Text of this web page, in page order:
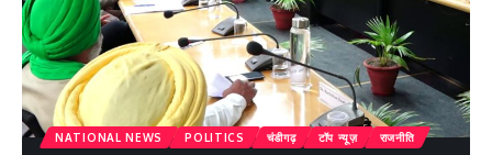
NATIONAL NEWS POLITICS चंडीगढ़ टॉप न्यूज़ राजनीति